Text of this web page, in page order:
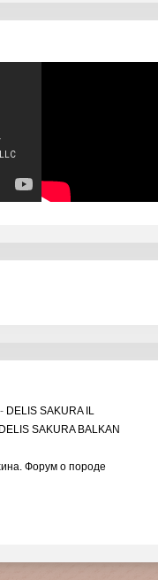
DELIS SAKURA IL
DELIS SAKURA BALKAN
Форум о породе